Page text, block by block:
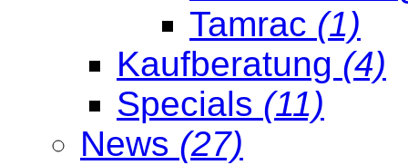
Tamrac (1)
Kaufberatung (4)
Specials (11)
News (27)